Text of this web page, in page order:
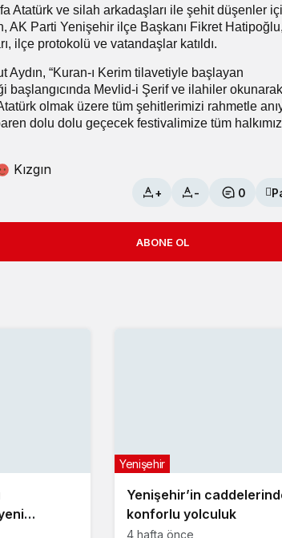
Atatürk ve silah arkadaşları ile şehit düşenler
AK Parti Yenişehir ilçe Başkanı Fikret
ilçe protokolü ve vatandaşlar katıldı.
“Kuran-ı Kerim tilavetiyle başlayan
başlangıcında Mevlid-i Şerif ve ilahiler okunarak
olmak üzere tüm şehitlerimizi rahmetle
dolu dolu geçecek festivalimize tüm halkımız
Kızgın
+ - 0
ABONE OL
Yenişehir’in
konforlu yolculuk
Yenişehir
4 hafta önce